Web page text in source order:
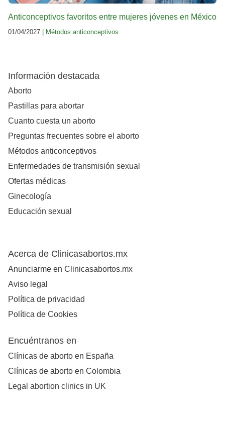
Anticonceptivos favoritos entre mujeres jóvenes en México
01/04/2027 | Métodos anticonceptivos
Información destacada
Aborto
Pastillas para abortar
Cuanto cuesta un aborto
Preguntas frecuentes sobre el aborto
Métodos anticonceptivos
Enfermedades de transmisión sexual
Ofertas médicas
Ginecología
Educación sexual
Acerca de Clinicasabortos.mx
Anunciarme en Clinicasabortos.mx
Aviso legal
Política de privacidad
Política de Cookies
Encuéntranos en
Clínicas de aborto en España
Clínicas de aborto en Colombia
Legal abortion clinics in UK